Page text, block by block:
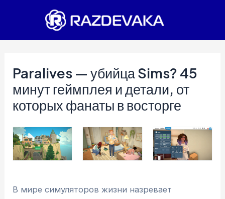
Paralives — убийца Sims? 45
минут геймплея и детали, от
которых фанаты в восторге
В мире симуляторов жизни назревает